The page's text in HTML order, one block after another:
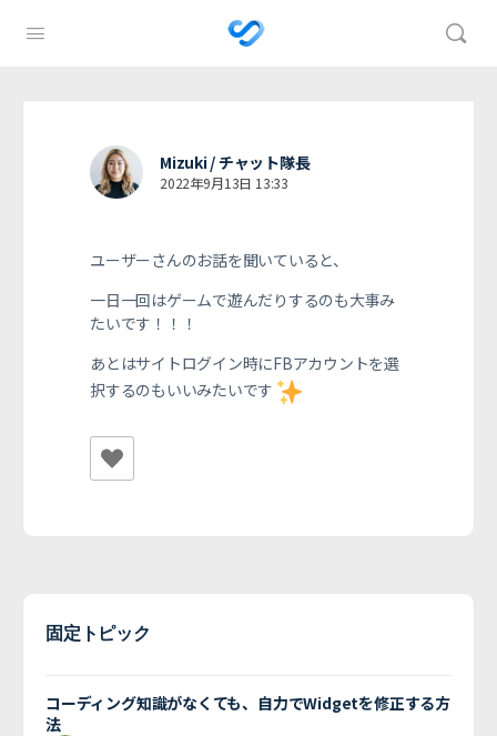
Mizuki / チャット隊長
2022年9月13日 13:33
ユーザーさんのお話を聞いていると、
一日一回はゲームで遊んだりするのも大事み
たいです！！！
あとはサイトログイン時にFBアカウントを選
択するのもいいみたいです
固定トピック
コーディング知識がなくても、自力でWidgetを修正する方
法